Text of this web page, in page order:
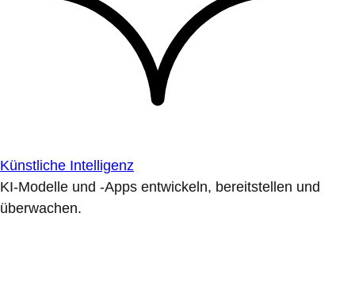
Künstliche Intelligenz
KI-Modelle und -Apps entwickeln, bereitstellen und
überwachen.